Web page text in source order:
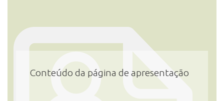
Conteúdo da página de apresentação